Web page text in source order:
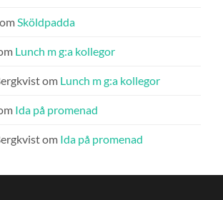
om Sköldpadda
Lunch m g:a kollegor
om Lunch m g:a kollegor
Ida på promenad
om Ida på promenad